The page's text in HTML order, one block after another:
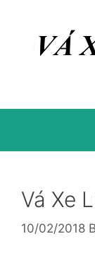
Vá Xe
10/02/2018